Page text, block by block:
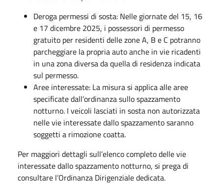
Deroga permessi di sosta: Nelle giornate del 15, 16
e 17 dicembre 2025, i possessori di permesso
gratuito per residenti delle zone A, B e C potranno
parcheggiare la propria auto anche in vie ricadenti
in una zona diversa da quella di residenza indicata
sul permesso.
Aree interessate: La misura si applica alle aree
specificate dall’ordinanza sullo spazzamento
notturno. I veicoli lasciati in sosta non autorizzata
nelle vie interessate dallo spazzamento saranno
soggetti a rimozione coatta.
Per maggiori dettagli sull’elenco completo delle vie
interessate dallo spazzamento notturno, si prega di
consultare l’Ordinanza Dirigenziale dedicata.